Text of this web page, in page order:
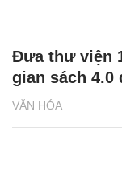
VĂN HÓA
Đưa thư viện
gian sách 4.0